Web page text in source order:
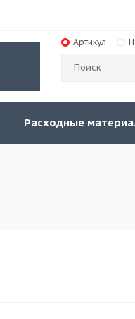
Артикул
Расходные